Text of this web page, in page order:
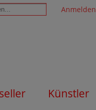
Anmelden
Künstler